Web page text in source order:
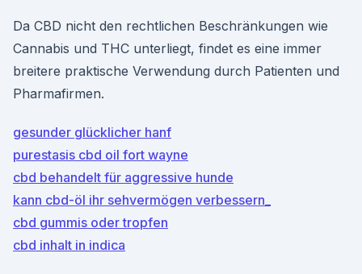
Da CBD nicht den rechtlichen Beschränkungen wie
Cannabis und THC unterliegt, findet es eine immer
breitere praktische Verwendung durch Patienten und
Pharmafirmen.
gesunder glücklicher hanf
purestasis cbd oil fort wayne
cbd behandelt für aggressive hunde
kann cbd-öl ihr sehvermögen verbessern_
cbd gummis oder tropfen
cbd inhalt in indica